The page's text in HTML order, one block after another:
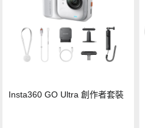
Insta360 GO Ultra 創作者套裝